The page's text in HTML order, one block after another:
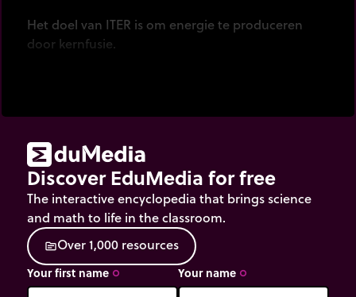
Het doel van ITER is om energie te produceren
door kernfusie.
Discover EduMedia for free
The interactive encyclopedia that brings science
and math to life in the classroom.
sourceOver1,000 resources
Your first name trip_origin Your name trip_origin